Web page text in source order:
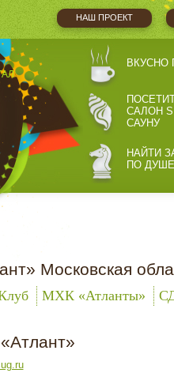
НАШ ПРОЕКТ
ВКУСНО
САЛОН
САУНУ
НАЙТИ
ПО ДУШЕ
Московская
МХК «Атланты»